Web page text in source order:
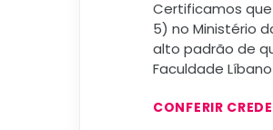
Certificamos
5) no Ministério
alto padrão de
Faculdade Líbano
CONFERIR